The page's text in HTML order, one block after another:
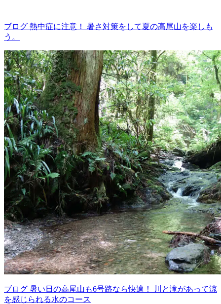
ブログ 熱中症に注意！ 暑さ対策をして夏の高尾山を楽しも
う。
ブログ 暑い日の高尾山も6号路なら快適！ 川と滝があって涼
を感じられる水のコース